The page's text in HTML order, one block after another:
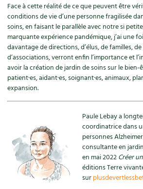
Carnets de saison
Compléments
Dossier4 saisons
Actualités
Vidéos et podcasts
Conseils vidéo des 4 saisons
Secrets d’abonné
Tous au jardin ! avec Pascal
Face à cette réalité de ce que peuvent être
conditions de vie d’une personne fragilisée
soins, en faisant le parallèle avec notre si
marquante expérience pandémique, j’ai une
davantage de directions, d’élus, de familles,
d’associations, verront enfin l’importance et
avoir la création de jardin de soins sur le bien-
patient·es, aidant·es, soignant·es, animaux,
expansion.
Paule Lebay a
coordinatrice dans
personnes
consultante en
en mai 2022Créer
éditions Terre
sur